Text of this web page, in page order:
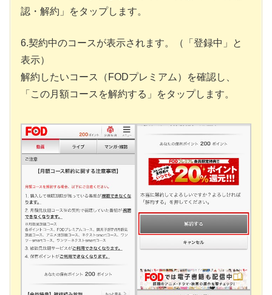
認・解約」をタップします。
6.契約中のコースが表示されます。（「登録中」と
表示）
解約したいコース（FODプレミアム）を確認し、
「この月額コースを解約する」をタップします。